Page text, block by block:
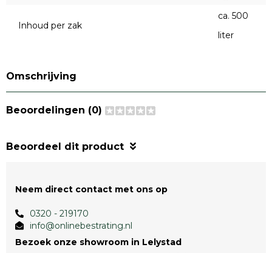
Inhoud per zak
ca. 500
liter
Omschrijving
Beoordelingen (0)
Beoordeel dit product
Neem direct contact met ons op
0320 - 219170
info@onlinebestrating.nl
Bezoek onze showroom in Lelystad